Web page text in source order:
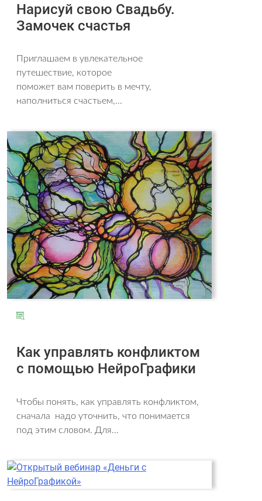
Нарисуй свою Свадьбу.
Замочек счастья
Приглашаем в увлекательное
путешествие, которое
поможет вам поверить в мечту,
наполниться счастьем,...
Как управлять конфликтом
с помощью НейроГрафики
Чтобы понять, как управлять конфликтом,
сначала надо уточнить, что понимается
под этим словом. Для...